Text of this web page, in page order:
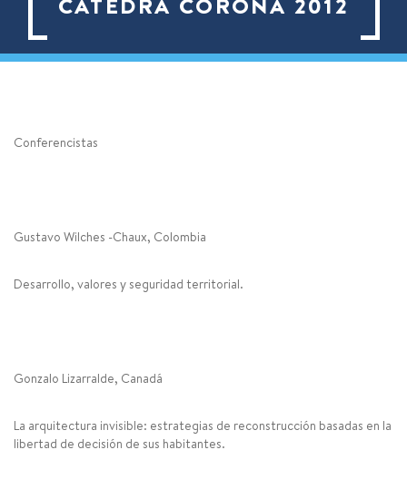
Conferencistas
Gustavo Wilches -Chaux, Colombia
Desarrollo, valores y seguridad territorial.
Gonzalo Lizarralde, Canadá
La arquitectura invisible: estrategias de reconstrucción basadas en la
libertad de decisión de sus habitantes.